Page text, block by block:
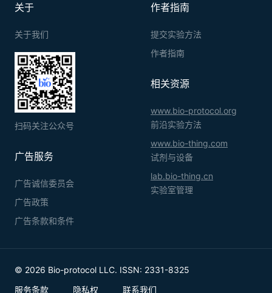
关于
关于我们
扫码关注公众号
广告服务
广告诚信委员会
广告政策
广告条款和条件
作者指南
提交实验方法
作者指南
相关资源
www.bio-protocol.org
前沿实验方法
www.bio-thing.com
试剂与设备
lab.bio-thing.cn
实验室管理
© 2026 Bio-protocol LLC. ISSN: 2331-8325
服务条款
隐私权 联系我们